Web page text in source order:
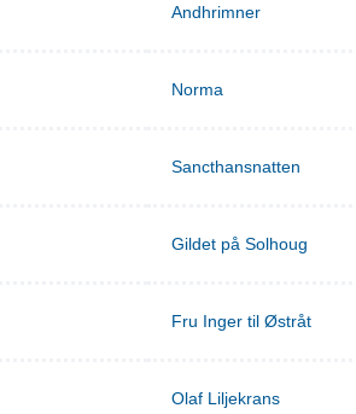
Andhrimner
Norma
Sancthansnatten
Gildet på Solhoug
Fru Inger til Østråt
Olaf Liljekrans